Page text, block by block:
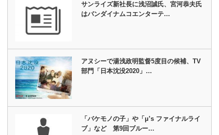
サンライズ新社長に浅沼誠氏、宮河恭夫氏
はバンダイナムコエンターテ…
アヌシーで湯浅政明監督5度目の候補、TV
部門「日本沈没2020」…
「バケモノの子」や「μ’s ファイナルライ
ブ」など 第9回ブルー…